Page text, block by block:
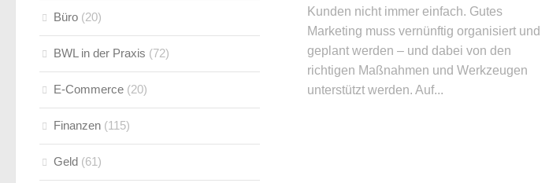
Kunden nicht immer einfach. Gutes
Marketing muss vernünftig organisiert und
geplant werden – und dabei von den
richtigen Maßnahmen und Werkzeugen
unterstützt werden. Auf...
Büro (20)
BWL in der Praxis (72)
E-Commerce (20)
Finanzen (115)
Geld (61)